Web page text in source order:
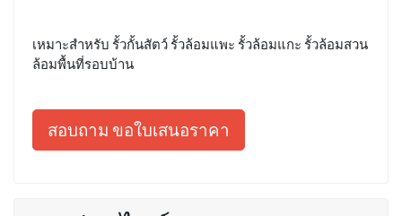
เหมาะสำหรับ รั้วกั้นสัตว์ รั้วล้อมแพะ รั้วล้อมแกะ รั้วล้อมสวน
ล้อมพื้นที่รอบบ้าน
สอบถาม ขอใบเสนอราคา